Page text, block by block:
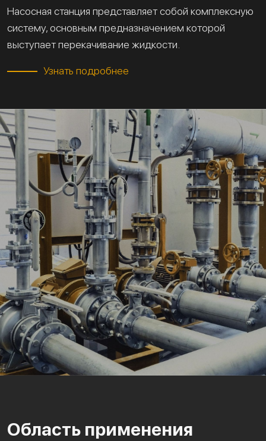
Насосная станция представляет собой комплексную
систему, основным предназначением которой
выступает перекачивание жидкости.
Узнать подробнее
Область применения